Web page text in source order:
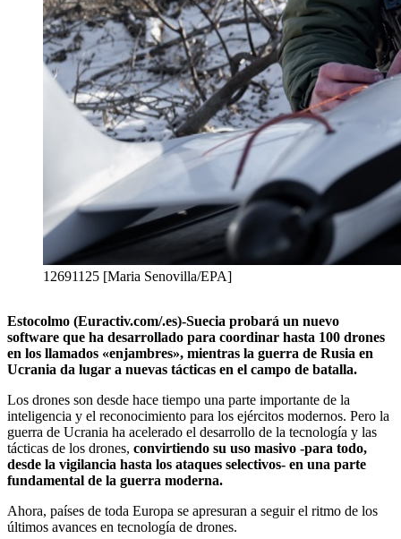
12691125 [Maria Senovilla/EPA]
Estocolmo (Euractiv.com/.es)-Suecia probará un nuevo
software que ha desarrollado para coordinar hasta 100 drones
en los llamados «enjambres», mientras la guerra de Rusia en
Ucrania da lugar a nuevas tácticas en el campo de batalla.
Los drones son desde hace tiempo una parte importante de la
inteligencia y el reconocimiento para los ejércitos modernos. Pero la
guerra de Ucrania ha acelerado el desarrollo de la tecnología y las
tácticas de los drones, convirtiendo su uso masivo -para todo,
desde la vigilancia hasta los ataques selectivos- en una parte
fundamental de la guerra moderna.
Ahora, países de toda Europa se apresuran a seguir el ritmo de los
últimos avances en tecnología de drones.